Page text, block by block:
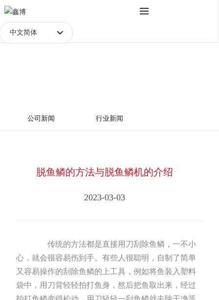
中文简体
中文简体
公司新闻 行业新闻
脱鱼鳞的方法与脱鱼鳞机的介绍
2023-03-03
传统的方法都是直接用刀刮除鱼鳞，一不小
心，就会很容易伤到手。有些人很聪明，自制了简单
又容易操作的刮除鱼鳞的上工具，例如将鱼装入塑料
袋中，用刀背轻轻拍打鱼身，然后把鱼取出来，经过